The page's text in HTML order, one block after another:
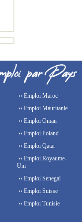
›› Emploi Maroc
›› Emploi Mauritanie
›› Emploi Oman
›› Emploi Poland
›› Emploi Qatar
›› Emploi Royaume-
Uni
›› Emploi Senegal
›› Emploi Suisse
›› Emploi Tunisie